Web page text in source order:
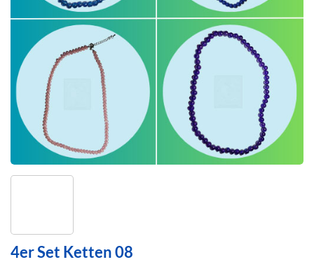
4er Set Ketten 08